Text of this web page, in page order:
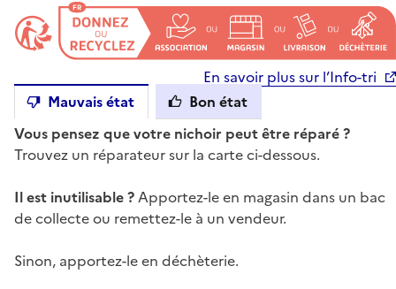
En savoir plus sur l’Info-tri
Mauvais état
Bon état
Vous pensez que votre nichoir peut être réparé ?
Trouvez un réparateur sur la carte ci-dessous.
Il est inutilisable ?Apportez-le en magasin dans un bac
de collecte ou remettez-le à un vendeur.
Sinon, apportez-le en déchèterie.